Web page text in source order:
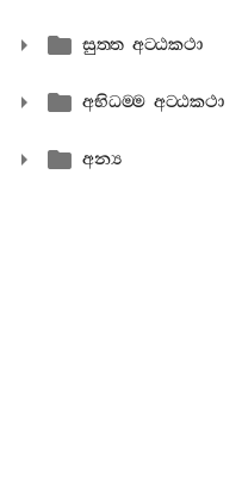
සුත‍්ත අට‍්ඨකථා
අභිධම‍්ම අට‍්ඨකථා
අන්‍ය